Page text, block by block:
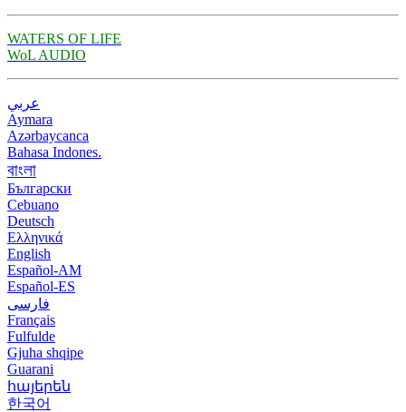
WATERS OF LIFE
WoL AUDIO
عربي
Aymara
Azərbaycanca
Bahasa Indones.
বাংলা
Български
Cebuano
Deutsch
Ελληνικά
English
Español-AM
Español-ES
فارسی
Français
Fulfulde
Gjuha shqipe
Guarani
հայերեն
한국어